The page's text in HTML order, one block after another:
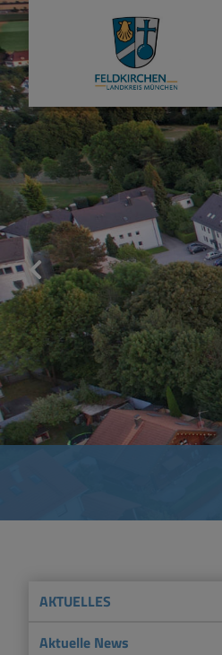
AKTUELLES
Aktuelle News